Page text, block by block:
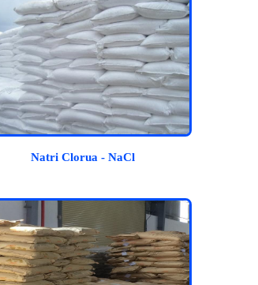
Natri Clorua - NaCl